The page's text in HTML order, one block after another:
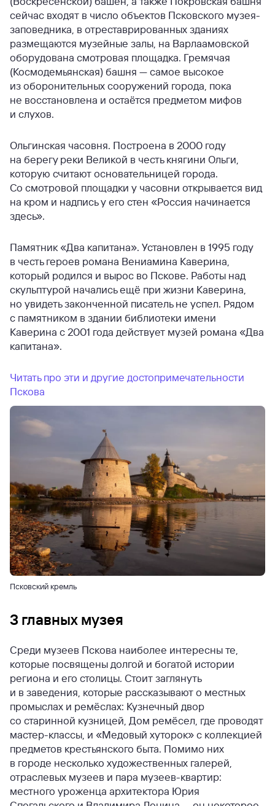
сейчас входят в число объектов Псковского музея-
заповедника, в отреставрированных зданиях
размещаются музейные залы, на Варлаамовской
оборудована смотровая площадка. Гремячая
(Космодемьянская) башня — самое высокое
из оборонительных сооружений города, пока
не восстановлена и остаётся предметом мифов
и слухов.
Ольгинская часовня. Построена в 2000 году
на берегу реки Великой в честь княгини Ольги,
которую считают основательницей города.
Со смотровой площадки у часовни открывается вид
на кром и надпись у его стен «Россия начинается
здесь».
Памятник «Два капитана». Установлен в 1995 году
в честь героев романа Вениамина Каверина,
который родился и вырос во Пскове. Работы над
скульптурой начались ещё при жизни Каверина,
но увидеть законченной писатель не успел. Рядом
с памятником в здании библиотеки имени
Каверина с 2001 года действует музей романа «Два
капитана».
Читать про эти и другие достопримечательности
Пскова
Псковский кремль
3 главных музея
Среди музеев Пскова наиболее интересны те,
которые посвящены долгой и богатой истории
региона и его столицы. Стоит заглянуть
и в заведения, которые рассказывают о местных
промыслах и ремёслах: Кузнечный двор
со старинной кузницей, Дом ремёсел, где проводят
мастер-классы, и «Медовый хуторок» с коллекцией
предметов крестьянского быта. Помимо них
в городе несколько художественных галерей,
отраслевых музеев и пара музеев-квартир:
местного уроженца архитектора Юрия